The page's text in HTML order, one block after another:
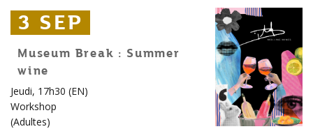
3 SEP
3 SEP
3 SEP
Museum Break : Summer
wine
Jeudi, 17h30 (EN)
Workshop
(Adultes)